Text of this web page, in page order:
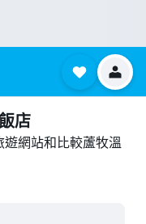
店
網站和比較蘆牧溫